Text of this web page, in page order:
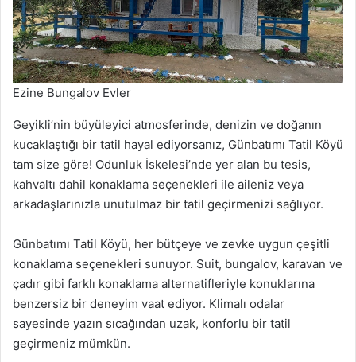
Ezine Bungalov Evler
Geyikli’nin büyüleyici atmosferinde, denizin ve doğanın
kucaklaştığı bir tatil hayal ediyorsanız, Günbatımı Tatil Köyü
tam size göre! Odunluk İskelesi’nde yer alan bu tesis,
kahvaltı dahil konaklama seçenekleri ile aileniz veya
arkadaşlarınızla unutulmaz bir tatil geçirmenizi sağlıyor.
Günbatımı Tatil Köyü, her bütçeye ve zevke uygun çeşitli
konaklama seçenekleri sunuyor. Suit, bungalov, karavan ve
çadır gibi farklı konaklama alternatifleriyle konuklarına
benzersiz bir deneyim vaat ediyor. Klimalı odalar
sayesinde yazın sıcağından uzak, konforlu bir tatil
geçirmeniz mümkün.